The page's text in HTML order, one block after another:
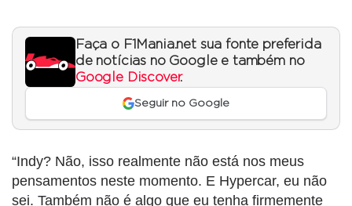
Faça o F1Mania.net sua fonte preferida
de notícias no Google e também no
Google Discover.
Seguir no Google
“Indy? Não, isso realmente não está nos meus
pensamentos neste momento. E Hypercar, eu não
sei. Também não é algo que eu tenha firmemente